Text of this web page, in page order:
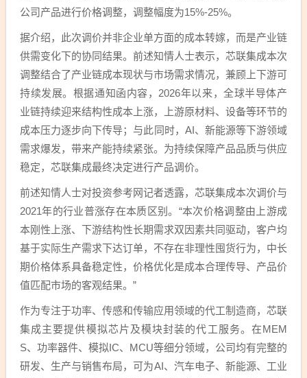
公司产品进行价格调整，调整幅度为15%-25%。
据介绍，此次调价并非企业单方面的成本转嫁，而是产业链
供需变化下的协同结果。前述知情人士表示，芯联集成本次
调整结合了产业链成本现状与市场需求情况，兼顾上下游可
持续发展。根据通知函内容，2026年以来，全球半导体产
业链持续迎来结构性成本上涨，上游原材料、设备等环节的
成本压力逐步向下传导；与此同时，AI、新能源等下游领域
需求爆发，带来产能持续紧张。为持续保障产品品质与供应
稳定，芯联集成最终决定进行产品调价。
前述知情人士对投资参考网记者透露，芯联集成本次调价与
2021年的行业普涨存在本质区别。“本次价格调整由上游成
本刚性上涨、下游结构性长期需求双因素共同驱动，客户均
基于实际生产需求下达订单，不存在非理性囤货行为，中长
期价格体系具备稳定性，价格优化是成本合理传导、产品价
值匹配市场的客观结果。”
作为专注于功率、传感和传输应用领域的代工制造商，芯联
集成主要提供模拟芯片及模块封装的代工服务。在MEM
S、功率器件、模拟IC、MCU等细分领域，公司均有完整的
研发、生产与销售布局，可为AI、汽车电子、新能源、工业